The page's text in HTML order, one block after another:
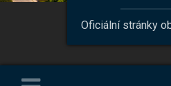
Oficiální stránky